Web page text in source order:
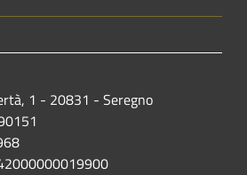
1 - 20831 - Seregno